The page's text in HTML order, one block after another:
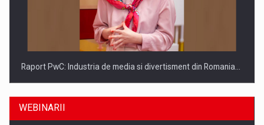
Raport PwC: Industria de media si divertisment din Romania…
WEBINARII